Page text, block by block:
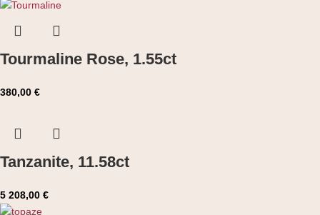
Tourmaline Rose, 1.55ct
380,00 €
Tanzanite, 11.58ct
5 208,00 €